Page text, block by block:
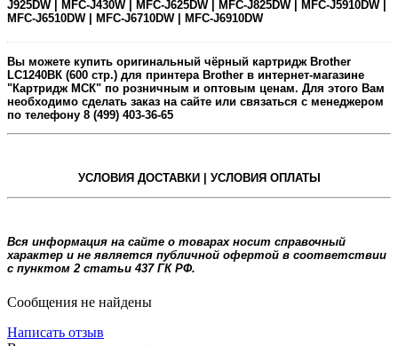
J925DW | MFC-J430W | MFC-J625DW | MFC-J825DW | MFC-J5910DW |
MFC-J6510DW | MFC-J6710DW | MFC-J6910DW
Вы можете купить оригинальный чёрный картридж Brother
LC1240ВК (600 стр.) для принтера Brother в интернет-магазине
"Картридж МСК" по розничным и оптовым ценам. Для этого Вам
необходимо сделать заказ на сайте или связаться с менеджером
по телефону 8 (499) 403-36-65
УСЛОВИЯ ДОСТАВКИ | УСЛОВИЯ ОПЛАТЫ
Вся информация на сайте о товарах носит справочный
характер и не является публичной офертой в соответствии
с пунктом 2 статьи 437 ГК РФ.
Сообщения не найдены
Написать отзыв